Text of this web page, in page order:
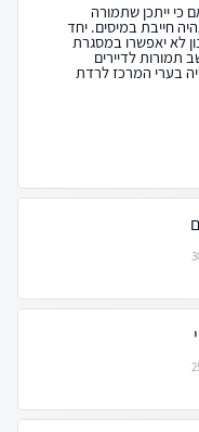
כי ייתכן שתמורה
25 מ"ר תהיה חייבת במיסים. יחד
לא יאפשרו במסגרת
תמורות לדיירים
הנטיה בערי המרכז לרדת